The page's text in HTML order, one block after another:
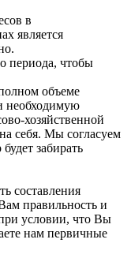
в
является
периода, чтобы
объеме
необходимую
хозяйственной
себя. Мы согласуем
забирать
составления
правильность и
условии, что Вы
нам первичные